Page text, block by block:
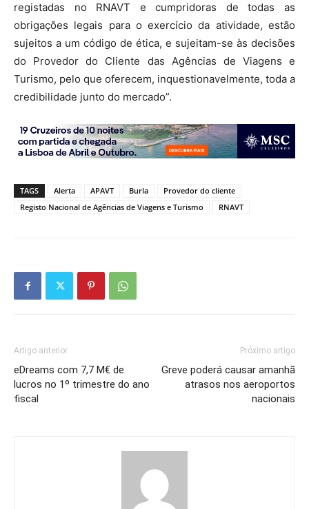
registadas no RNAVT e cumpridoras de todas as
obrigações legais para o exercício da atividade, estão
sujeitos a um código de ética, e sujeitam-se às decisões
do Provedor do Cliente das Agências de Viagens e
Turismo, pelo que oferecem, inquestionavelmente, toda a
credibilidade junto do mercado”.
TAGS Alerta APAVT Burla
Provedor do cliente
Registo Nacional de Agências de Viagens e Turismo
RNAVT
Artigo anterior
eDreams com 7,7 M€ de
lucros no 1º trimestre do ano
fiscal
Próximo artigo
Greve poderá causar amanhã
atrasos nos aeroportos
nacionais